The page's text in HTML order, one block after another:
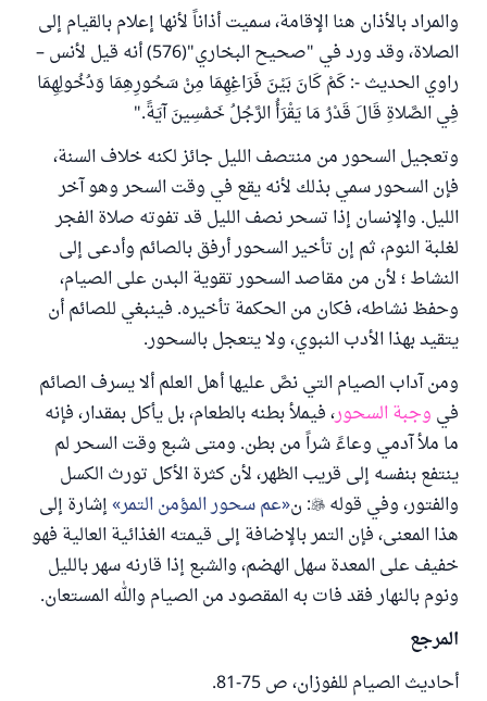
والمراد بالأذان هنا الإقامة، سميت أذاناً لأنها إعلام بالقيام إلى
الصلاة، وقد ورد في "صحيح البخاري"(576) أنه قيل لأنس –
راوي الحديث -: كَمْ كَانَ بَيْنَ فَرَاغِهِمَا مِنْ سَحُورِهِمَا وَدُخُولِهِمَا
فِي الصَّلاةِ قَالَ قَدْرُ مَا يَقْرَأُ الرَّجُلُ خَمْسِينَ آيَةً."
وتعجيل السحور من منتصف الليل جائز لكنه خلاف السنة،
فإن السحور سمي بذلك لأنه يقع في وقت السحر وهو آخر
الليل. والإنسان إذا تسحر نصف الليل قد تفوته صلاة الفجر
لغلبة النوم، ثم إن تأخير السحور أرفق بالصائم وأدعى إلى
النشاط ؛ لأن من مقاصد السحور تقوية البدن على الصيام،
وحفظ نشاطه، فكان من الحكمة تأخيره. فينبغي للصائم أن
يتقيد بهذا الأدب النبوي، ولا يتعجل بالسحور.
ومن آداب الصيام التي نصَّ عليها أهل العلم ألا يسرف الصائم
في وجبة السحور، فيملأ بطنه بالطعام، بل يأكل بمقدار، فإنه
ما ملأ آدمي وعاءً شراً من بطن. ومتى شبع وقت السحر لم
ينتفع بنفسه إلى قريب الظهر، لأن كثرة الأكل تورث الكسل
والفتور، وفي قوله: ن عم سحور المؤمن التمر إشارة إلى
هذا المعنى، فإن التمر بالإضافة إلى قيمته الغذائية العالية فهو
خفيف على المعدة سهل الهضم، والشبع إذا قارنه سهر بالليل
ونوم بالنهار فقد فات به المقصود من الصيام والله المستعان.
المرجع
أحاديث الصيام للفوزان، ص 75-81.